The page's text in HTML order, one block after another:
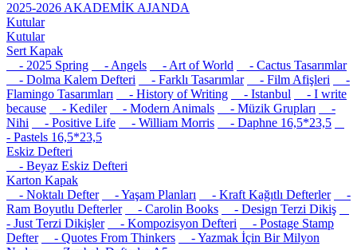
2025-2026 AKADEMİK AJANDA
Kutular
Kutular
Sert Kapak
- 2025 Spring
- Angels - Art of World
- Cactus Tasarımlar
- Dolma Kalem Defteri
- Farklı Tasarımlar - Film Afişleri
-
Flamingo Tasarımları
- History of Writing - Istanbul
- I write
because
- Kediler - Modern Animals - Müzik Grupları
-
Nihi
- Positive Life - William Morris
- Daphne 16,5*23,5
- Pastels 16,5*23,5
Eskiz Defteri
- Beyaz Eskiz Defteri
Karton Kapak
- Noktalı Defter
- Yaşam Planları - Kraft Kağıtlı Defterler
-
Ram Boyutlu Defterler
- Carolin Books
- Design Terzi Dikiş
- Just Terzi Dikişler
- Kompozisyon Defteri
- Postage Stamp
Defter
- Quotes From Thinkers
- Yazmak İçin Bir Milyon